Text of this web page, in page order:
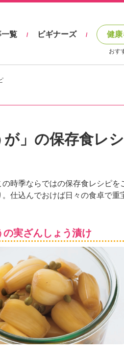
覧 / ビギナーズ / 健
おす
」の保存食レ
時季ならではの保存食レシピを
仕込んでおけば日々の食卓で重
の実ざんしょう漬け